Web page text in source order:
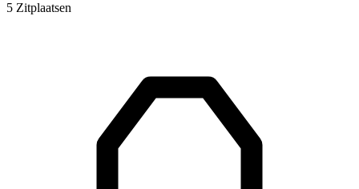
5 Zitplaatsen